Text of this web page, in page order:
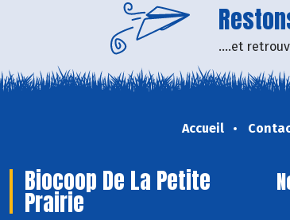
....et
Accueil
Biocoop De La Petite
Prairie